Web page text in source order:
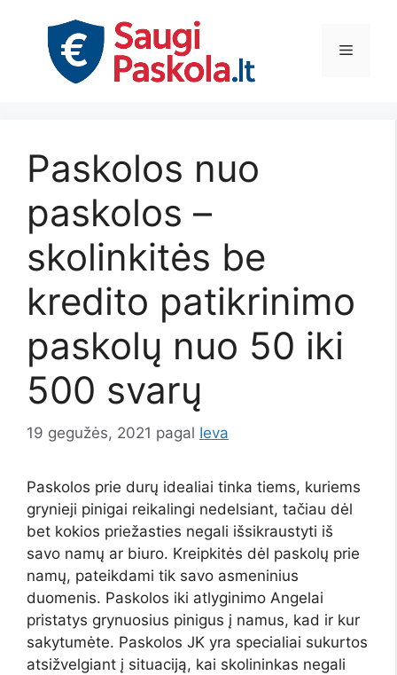
Meniu
Paskolos nuo
paskolos –
skolinkitės be
kredito patikrinimo
paskolų nuo 50 iki
500 svarų
19 gegužės, 2021 pagal Ieva
Paskolos prie durų idealiai tinka tiems, kuriems
grynieji pinigai reikalingi nedelsiant, tačiau dėl
bet kokios priežasties negali išsikraustyti iš
savo namų ar biuro. Kreipkitės dėl paskolų prie
namų, pateikdami tik savo asmeninius
duomenis. Paskolos iki atlyginimo Angelai
pristatys grynuosius pinigus į namus, kad ir kur
sakytumėte. Paskolos JK yra specialiai sukurtos
atsižvelgiant į situaciją, kai skolininkas negali